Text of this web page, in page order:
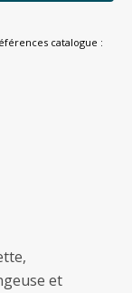
catalogue :
et